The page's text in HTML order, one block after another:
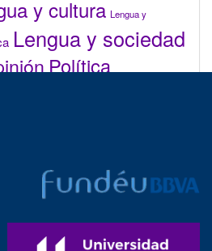
y cultura Lengua y
Lengua y sociedad
Política
Administrar